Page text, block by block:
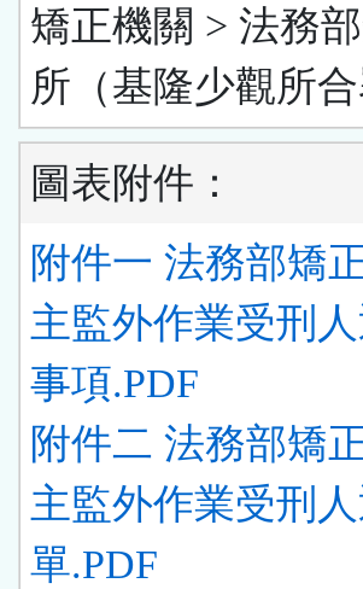
矯正機關 > 法務
所（基隆少觀所合
圖表附件：
附件一 法務部矯
主監外作業受刑
事項.PDF
附件二 法務部矯
主監外作業受刑
單.PDF